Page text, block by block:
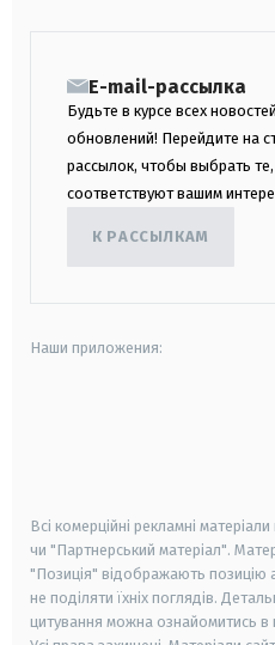
E-mail-рассылка
Будьте в курсе всех
обновлений! Перейдите на
рассылок, чтобы выбрать
соответствуют вашим
К РАССЫЛКАМ
Наши приложения:
Всі комерційні рекламні
чи "Партнерський матеріал".
"Позиція" відображають позицію
не поділяти їхніх поглядів.
цитування можна ознайомитись в